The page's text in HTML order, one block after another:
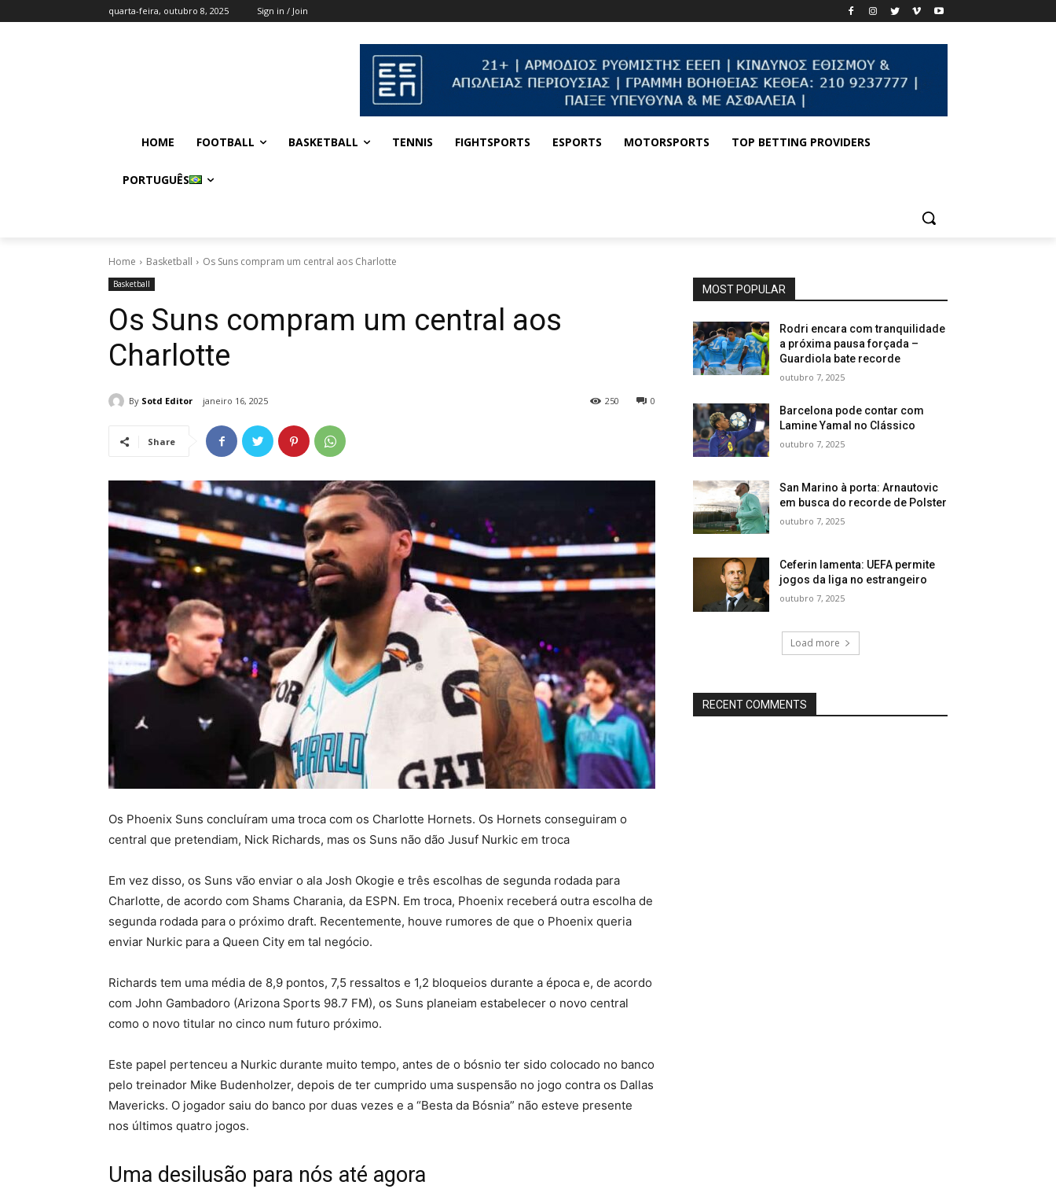
quarta-feira, outubro 8, 2025 Sign in / Join
HOME FOOTBALL BASKETBALL TENNIS FIGHTSPORTS ESPORTS MOTORSPORTS TOP BETTING PROVIDERS
PORTUGUÊS
Home Basketball Os Suns compram um central aos Charlotte
Basketball
Os Suns compram um central aos
Charlotte
By Sotd Editor janeiro 16, 2025 0
250
Share
Os Phoenix Suns concluíram uma troca com os Charlotte Hornets. Os Hornets conseguiram o
central que pretendiam, Nick Richards, mas os Suns não dão Jusuf Nurkic em troca
Em vez disso, os Suns vão enviar o ala Josh Okogie e três escolhas de segunda rodada para
Charlotte, de acordo com Shams Charania, da ESPN. Em troca, Phoenix receberá outra escolha de
segunda rodada para o próximo draft. Recentemente, houve rumores de que o Phoenix queria
enviar Nurkic para a Queen City em tal negócio.
Richards tem uma média de 8,9 pontos, 7,5 ressaltos e 1,2 bloqueios durante a época e, de acordo
com John Gambadoro (Arizona Sports 98.7 FM), os Suns planeiam estabelecer o novo central
como o novo titular no cinco num futuro próximo.
Este papel pertenceu a Nurkic durante muito tempo, antes de o bósnio ter sido colocado no banco
pelo treinador Mike Budenholzer, depois de ter cumprido uma suspensão no jogo contra os Dallas
Mavericks. O jogador saiu do banco por duas vezes e a “Besta da Bósnia” não esteve presente
nos últimos quatro jogos.
Uma desilusão para nós até agora
MOST POPULAR
Rodri encara com tranquilidade
a próxima pausa forçada –
Guardiola bate recorde
outubro 7, 2025
Barcelona pode contar com
Lamine Yamal no Clássico
outubro 7, 2025
San Marino à porta: Arnautovic
em busca do recorde de Polster
outubro 7, 2025
Ceferin lamenta: UEFA permite
jogos da liga no estrangeiro
outubro 7, 2025
Load more
RECENT COMMENTS